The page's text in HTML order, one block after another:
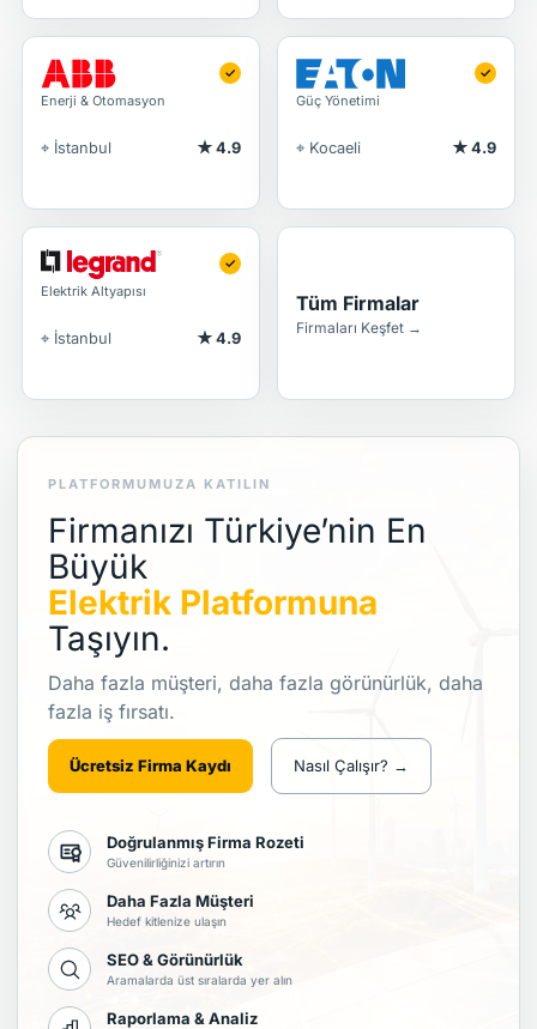
✓
Enerji & Otomasyon
⌖ İstanbul ★ 4.9
✓
Güç Yönetimi
⌖ Kocaeli ★ 4.9
✓
Elektrik Altyapısı
⌖ İstanbul ★ 4.9
Tüm Firmalar
Firmaları Keşfet →
PLATFORMUMUZA KATILIN
Firmanızı Türkiye’nin En
Büyük
Elektrik Platformuna
Taşıyın.
Daha fazla müşteri, daha fazla görünürlük, daha
fazla iş fırsatı.
Ücretsiz Firma Kaydı Nasıl Çalışır? →
Doğrulanmış Firma Rozeti
Güvenilirliğinizi artırın
Daha Fazla Müşteri
Hedef kitlenize ulaşın
SEO & Görünürlük
Aramalarda üst sıralarda yer alın
Raporlama & Analiz